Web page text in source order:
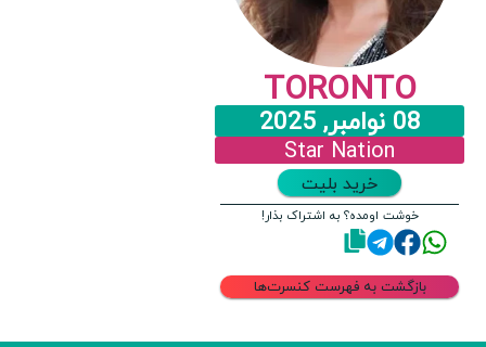
TORONTO
08 نوامبر, 2025
Star Nation
خرید بلیت
خوشت اومده؟ به اشتراک بذار!
بازگشت به فهرست کنسرت‌ها